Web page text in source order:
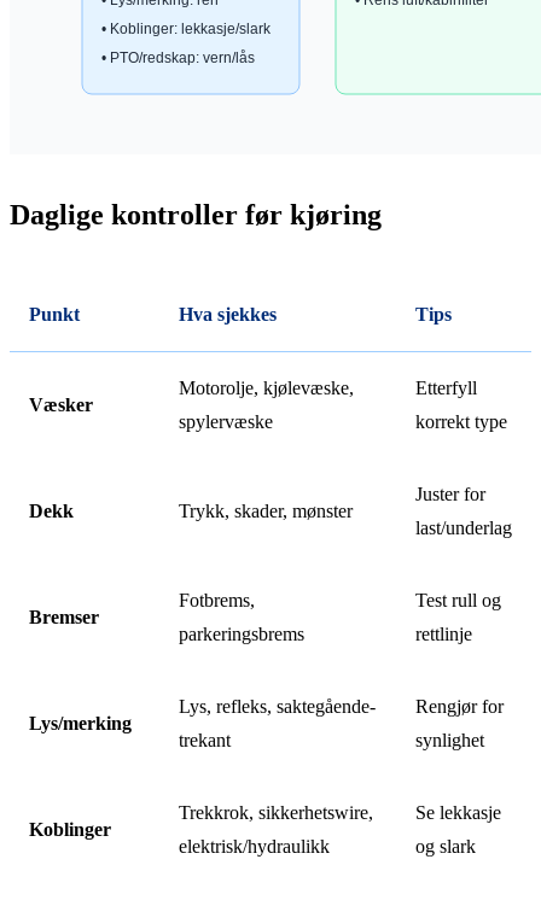
Daglige kontroller før kjøring
Punkt Hva sjekkes Tips
Væsker
Motorolje, kjølevæske,
spylervæske
Etterfyll
korrekt type
Dekk Trykk, skader, mønster
Juster for
last/underlag
Bremser
Fotbrems,
parkeringsbrems
Test rull og
rettlinje
Lys/merking
Lys, refleks, saktegående-
trekant
Rengjør for
synlighet
Koblinger
Trekkrok, sikkerhetswire,
elektrisk/hydraulikk
Se lekkasje
og slark